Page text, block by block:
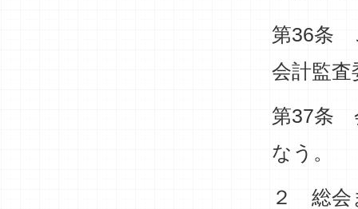
第36条
会計監
第37条
なう。
２ 総会